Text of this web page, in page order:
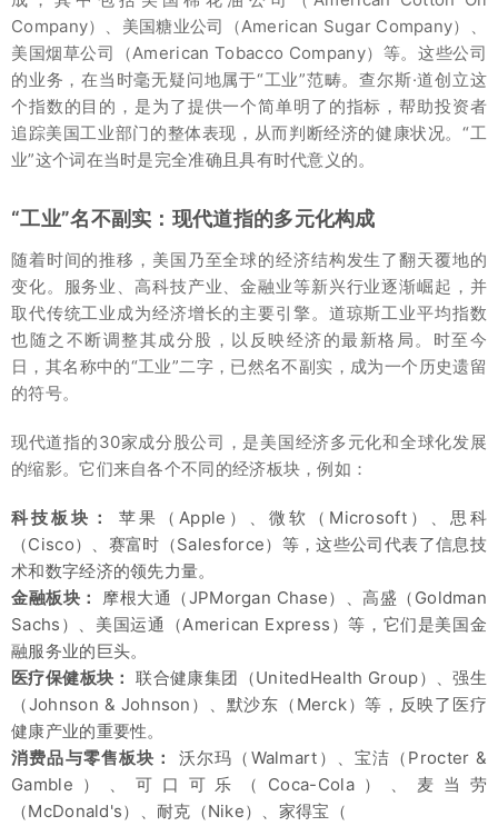
Company）、美国糖业公司（American Sugar Company）、
美国烟草公司（American Tobacco Company）等。这些公司
的业务，在当时毫无疑问地属于“工业”范畴。查尔斯·道创立这
个指数的目的，是为了提供一个简单明了的指标，帮助投资者
追踪美国工业部门的整体表现，从而判断经济的健康状况。“工
业”这个词在当时是完全准确且具有时代意义的。
“工业”名不副实：现代道指的多元化构成
随着时间的推移，美国乃至全球的经济结构发生了翻天覆地的
变化。服务业、高科技产业、金融业等新兴行业逐渐崛起，并
取代传统工业成为经济增长的主要引擎。道琼斯工业平均指数
也随之不断调整其成分股，以反映经济的最新格局。时至今
日，其名称中的“工业”二字，已然名不副实，成为一个历史遗留
的符号。
现代道指的30家成分股公司，是美国经济多元化和全球化发展
的缩影。它们来自各个不同的经济板块，例如：
科技板块：
苹果（Apple）、微软（Microsoft）、思科
（Cisco）、赛富时（Salesforce）等，这些公司代表了信息技
术和数字经济的领先力量。
金融板块：
摩根大通（JPMorgan Chase）、高盛（Goldman
Sachs）、美国运通（American Express）等，它们是美国金
融服务业的巨头。
医疗保健板块： 联合健康集团（UnitedHealth Group）、强生
（Johnson & Johnson）、默沙东（Merck）等，反映了医疗
健康产业的重要性。
消费品与零售板块：
沃尔玛（Walmart）、宝洁（Procter &
Gamble）、可口可乐（Coca-Cola）、麦当劳
（McDonald's）、耐克（Nike）、家得宝（